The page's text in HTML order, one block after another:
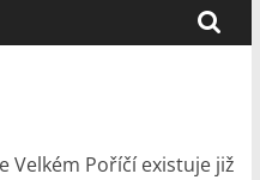
Velkém Poříčí existuje již